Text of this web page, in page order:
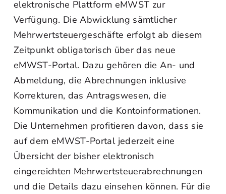
elektronische Plattform eMWST zur
Verfügung. Die Abwicklung sämtlicher
Mehrwertsteuergeschäfte erfolgt ab diesem
Zeitpunkt obligatorisch über das neue
eMWST-Portal. Dazu gehören die An- und
Abmeldung, die Abrechnungen inklusive
Korrekturen, das Antragswesen, die
Kommunikation und die Kontoinformationen.
Die Unternehmen profitieren davon, dass sie
auf dem eMWST-Portal jederzeit eine
Übersicht der bisher elektronisch
eingereichten Mehrwertsteuerabrechnungen
und die Details dazu einsehen können. Für die